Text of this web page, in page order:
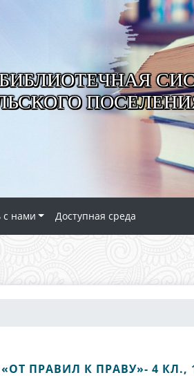
с нами Доступная среда
ПРАВИЛ К ПРАВУ»- 4 КЛ.,